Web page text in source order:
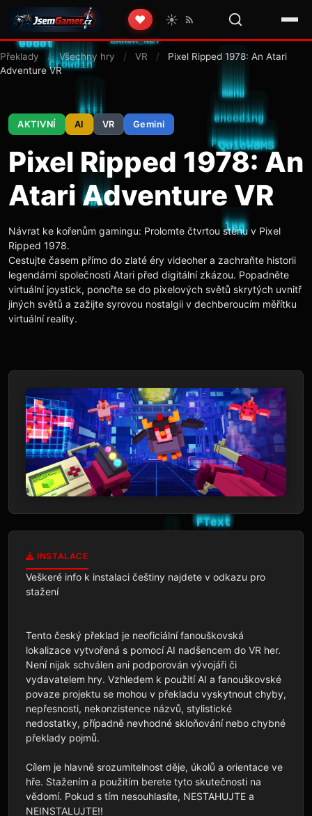
❤️ ☀️
Překlady / Všechny hry / VR /
Pixel Ripped 1978: An Atari
Adventure VR
AKTIVNÍ AI VR Gemini
Pixel Ripped 1978: An
Atari Adventure VR
Návrat ke kořenům gamingu: Prolomte čtvrtou stěnu v Pixel
Ripped 1978.
Cestujte časem přímo do zlaté éry videoher a zachraňte historii
legendární společnosti Atari před digitální zkázou. Popadněte
virtuální joystick, ponořte se do pixelových světů skrytých uvnitř
jiných světů a zažijte syrovou nostalgii v dechberoucím měřítku
virtuální reality.
INSTALACE
Veškeré info k instalaci češtiny najdete v odkazu pro
stažení
Tento český překlad je neoficiální fanouškovská
lokalizace vytvořená s pomocí AI nadšencem do VR her.
Není nijak schválen ani podporován vývojáři či
vydavatelem hry. Vzhledem k použití AI a fanouškovské
povaze projektu se mohou v překladu vyskytnout chyby,
nepřesnosti, nekonzistence názvů, stylistické
nedostatky, případně nevhodné skloňování nebo chybné
překlady pojmů.
Cílem je hlavně srozumitelnost děje, úkolů a orientace ve
hře. Stažením a použitím berete tyto skutečnosti na
vědomí. Pokud s tím nesouhlasíte, NESTAHUJTE a
NEINSTALUJTE!!